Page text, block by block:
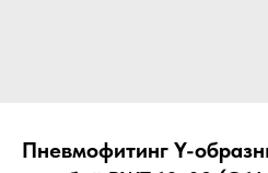
Пневмофитинг Y-